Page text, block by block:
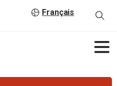
Français